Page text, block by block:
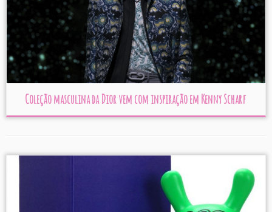
Coleção masculina da Dior vem com inspiração em Kenny Scharf